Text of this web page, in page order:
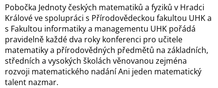
Pobočka Jednoty českých matematiků a fyziků v Hradci
Králové ve spolupráci s Přírodovědeckou fakultou UHK a
s Fakultou informatiky a managementu UHK pořádá
pravidelně každé dva roky konferenci pro učitele
matematiky a přírodovědných předmětů na základních,
středních a vysokých školách věnovanou zejména
rozvoji matematického nadání Ani jeden matematický
talent nazmar.